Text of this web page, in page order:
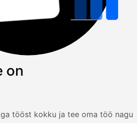
on
tööst kokku ja tee oma töö nagu